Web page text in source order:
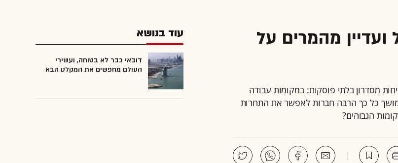
מהמרים על
מסדרון בלתי פוסקות: במקומות עבודה
מושך כל כך הרבה חברות לאפשר את התחרות
הגבוהים?
עוד בנושא
דובאי כבר לא בטוחה, ועשירי
העולם מחפשים את המקלט הבא